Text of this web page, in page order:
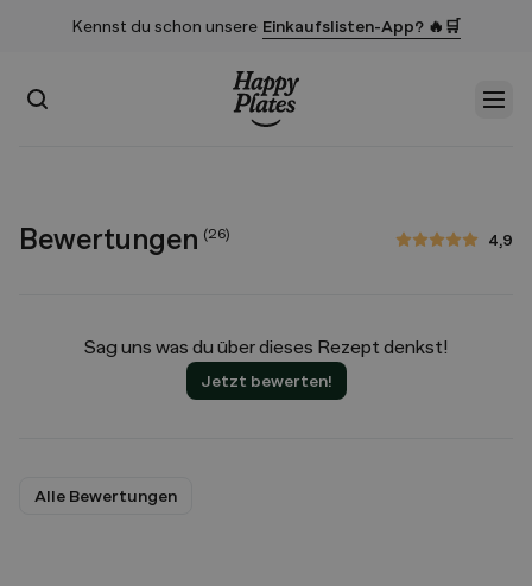
Kennst du schon unsere Einkaufslisten-App? 🔥🛒
Suchen
Bewertungen (26) 4,9
4,9 von 5 Sternen
Sag uns was du über dieses Rezept denkst!
Jetzt bewerten!
Alle Bewertungen